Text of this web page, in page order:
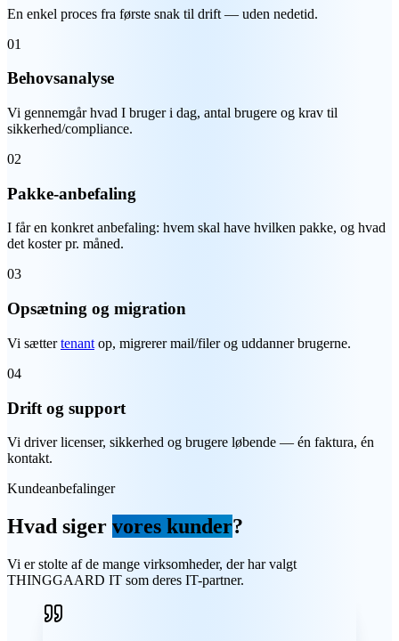
En enkel proces fra første snak til drift — uden nedetid.
01
Behovsanalyse
Vi gennemgår hvad I bruger i dag, antal brugere og krav til
sikkerhed/compliance.
02
Pakke-anbefaling
I får en konkret anbefaling: hvem skal have hvilken pakke, og hvad
det koster pr. måned.
03
Opsætning og migration
Vi sættertenant op, migrerer mail/filer og uddanner brugerne.
04
Drift og support
Vi driver licenser, sikkerhed og brugere løbende — én faktura, én
kontakt.
Kundeanbefalinger
Hvad siger vores kunder?
Vi er stolte af de mange virksomheder, der har valgt
THINGGAARD IT som deres IT-partner.